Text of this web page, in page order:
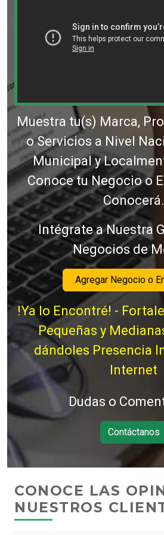
Muestra tu(s) Marca,
o Servicios a Nivel
Municipal y
Conoce tu Negocio o
Conocerá.
Intégrate a Nuestra
Negocios de
Agregar Negocio o
!Ya lo Encontré! -
Pequeñas y
dándoles Presencia
Internet
Dudas o
Contáctanos
CONOCE LAS
NUESTROS